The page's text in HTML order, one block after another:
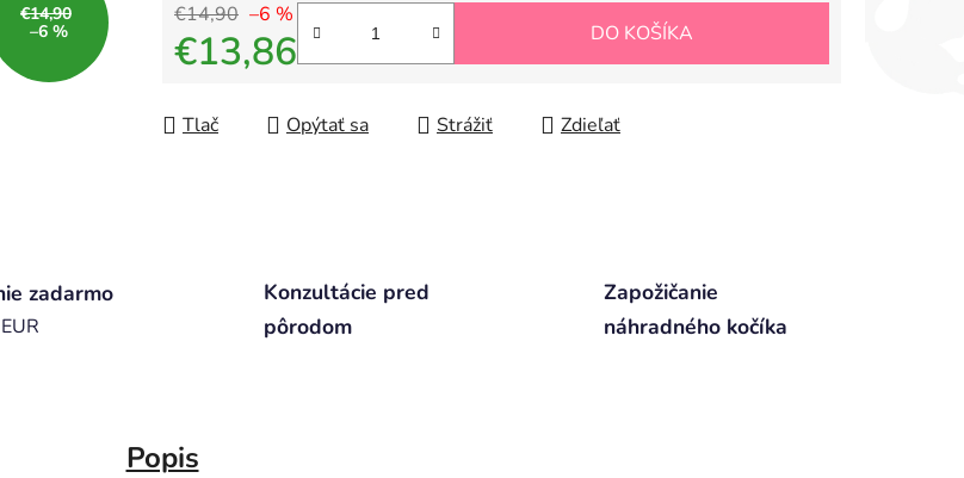
€14,90 –6 %
€13,86 DO KOŠÍKA
Tlač Opýtať sa Strážiť Zdieľať
€14,90
–6 %
zadarmo
Konzultácie pred
pôrodom
Zapožičanie
náhradného kočíka
Popis